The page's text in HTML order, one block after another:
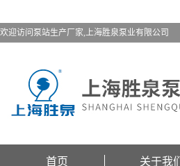
欢迎访问泵站生产厂家,上海胜泉泵业有限公司
首页 关于我们